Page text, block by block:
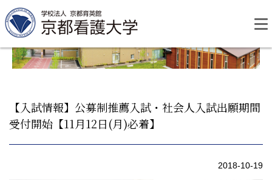
資料請求
to
【入試情報】公募制推薦入試・社会人入試出願期間
受付開始【11月12日(月)必着】
2018-10-19